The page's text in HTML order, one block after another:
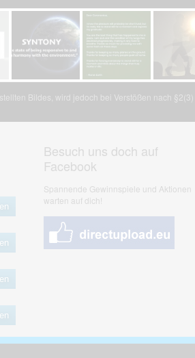
Bildes, wird jedoch bei Verstößen nach §2(3)
Besuch uns doch auf
Facebook
Spannende Gewinnspiele und Aktionen
warten auf dich!